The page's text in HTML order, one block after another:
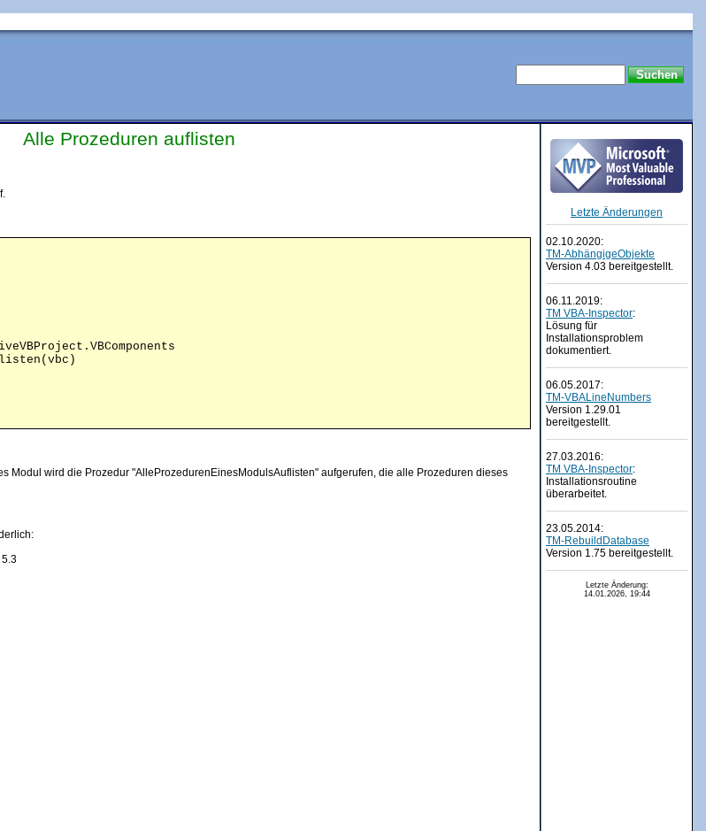
Alle Prozeduren auflisten
Modul wird die Prozedur "AlleProzedurenEinesModulsAuflisten" aufgerufen, die alle Prozeduren dieses
5.3
Letzte Änderungen
02.10.2020:
TM-AbhängigeObjekte
Version 4.03 bereitgestellt.
06.11.2019:
TM VBA-Inspector:
Lösung für
Installationsproblem
dokumentiert.
06.05.2017:
TM-VBALineNumbers
Version 1.29.01
bereitgestellt.
27.03.2016:
TM VBA-Inspector:
Installationsroutine
überarbeitet.
23.05.2014:
TM-RebuildDatabase
Version 1.75 bereitgestellt.
Letzte Änderung:
14.01.2026, 19:44